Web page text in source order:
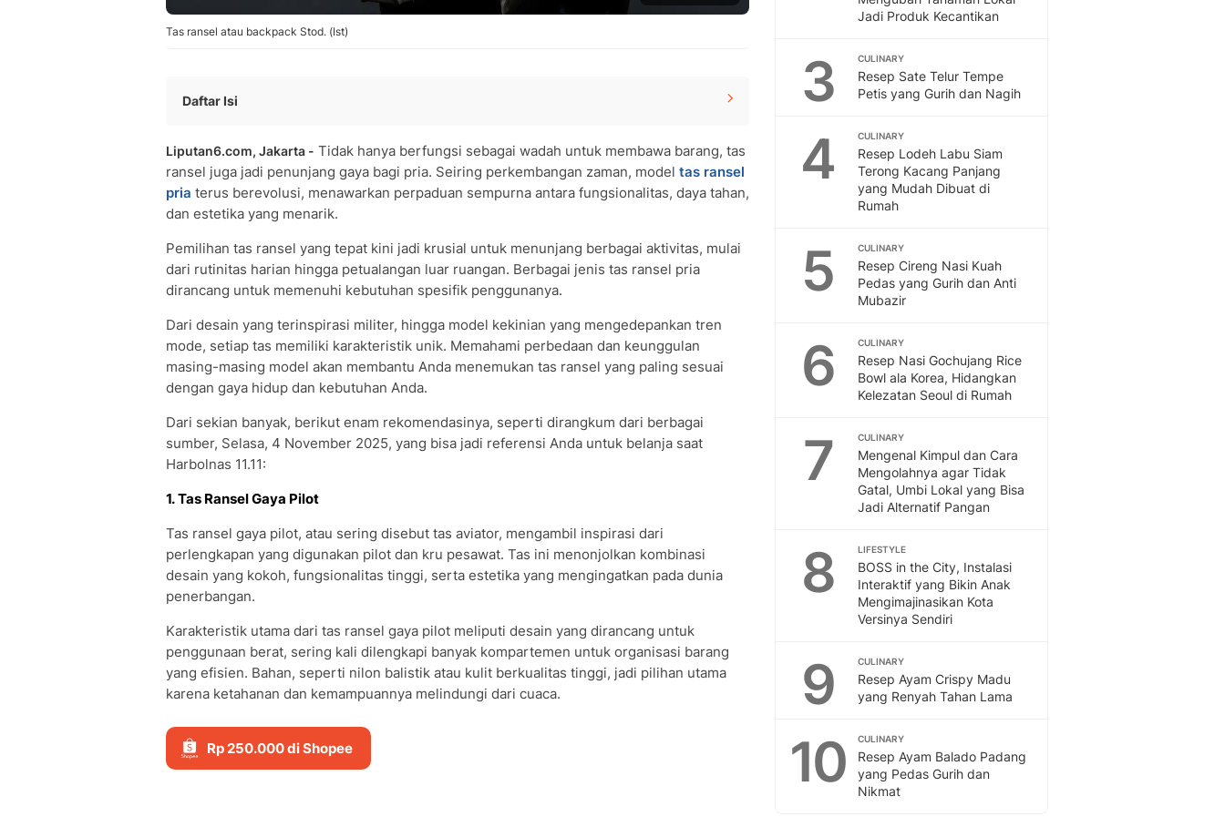
Tas ransel atau backpack Stod. (Ist)
Daftar Isi
Tas Ransel Militer 50 Liter
Tas Ransel Serbaguna
Tas Ransel Kekinian
Tas Ransel 3-in-1
Liputan6.com, Jakarta - Tidak hanya berfungsi sebagai wadah untuk membawa barang, tas
ransel juga jadi penunjang gaya bagi pria. Seiring perkembangan zaman, model tas ransel
pria terus berevolusi, menawarkan perpaduan sempurna antara fungsionalitas, daya tahan,
dan estetika yang menarik.
Pemilihan tas ransel yang tepat kini jadi krusial untuk menunjang berbagai aktivitas, mulai
dari rutinitas harian hingga petualangan luar ruangan. Berbagai jenis tas ransel pria
dirancang untuk memenuhi kebutuhan spesifik penggunanya.
Dari desain yang terinspirasi militer, hingga model kekinian yang mengedepankan tren
mode, setiap tas memiliki karakteristik unik. Memahami perbedaan dan keunggulan
masing-masing model akan membantu Anda menemukan tas ransel yang paling sesuai
dengan gaya hidup dan kebutuhan Anda.
Dari sekian banyak, berikut enam rekomendasinya, seperti dirangkum dari berbagai
sumber, Selasa, 4 November 2025, yang bisa jadi referensi Anda untuk belanja saat
Harbolnas 11.11:
1. Tas Ransel Gaya Pilot
Tas ransel gaya pilot, atau sering disebut tas aviator, mengambil inspirasi dari
perlengkapan yang digunakan pilot dan kru pesawat. Tas ini menonjolkan kombinasi
desain yang kokoh, fungsionalitas tinggi, serta estetika yang mengingatkan pada dunia
penerbangan.
Karakteristik utama dari tas ransel gaya pilot meliputi desain yang dirancang untuk
penggunaan berat, sering kali dilengkapi banyak kompartemen untuk organisasi barang
yang efisien. Bahan, seperti nilon balistik atau kulit berkualitas tinggi, jadi pilihan utama
karena ketahanan dan kemampuannya melindungi dari cuaca.
Rp 250.000 di Shopee
Jadi Produk Kecantikan
3 CULINARY
Resep Sate Telur Tempe
Petis yang Gurih dan Nagih
4 CULINARY
Resep Lodeh Labu Siam
Terong Kacang Panjang
yang Mudah Dibuat di
Rumah
5 CULINARY
Resep Cireng Nasi Kuah
Pedas yang Gurih dan Anti
Mubazir
6 CULINARY
Resep Nasi Gochujang Rice
Bowl ala Korea, Hidangkan
Kelezatan Seoul di Rumah
7 CULINARY
Mengenal Kimpul dan Cara
Mengolahnya agar Tidak
Gatal, Umbi Lokal yang Bisa
Jadi Alternatif Pangan
8 LIFESTYLE
BOSS in the City, Instalasi
Interaktif yang Bikin Anak
Mengimajinasikan Kota
Versinya Sendiri
9 CULINARY
Resep Ayam Crispy Madu
yang Renyah Tahan Lama
10 CULINARY
Resep Ayam Balado Padang
yang Pedas Gurih dan
Nikmat